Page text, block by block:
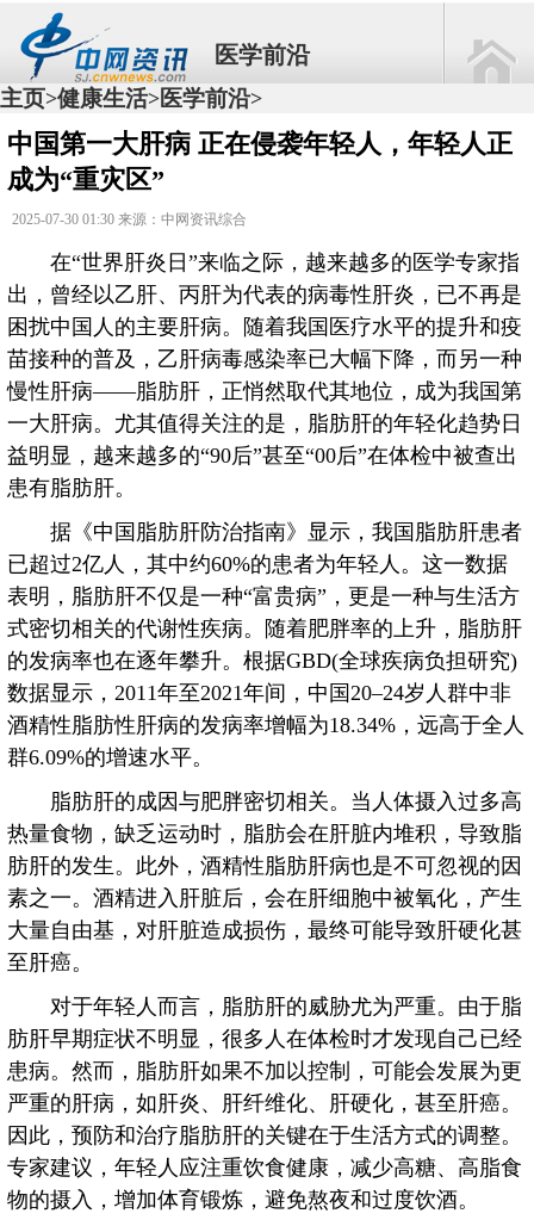
医学前沿
主页>健康生活>医学前沿>
中国第一大肝病 正在侵袭年轻人，年轻人正
成为“重灾区”
2025-07-30 01:30 来源：中网资讯综合
在“世界肝炎日”来临之际，越来越多的医学专家指
出，曾经以乙肝、丙肝为代表的病毒性肝炎，已不再是
困扰中国人的主要肝病。随着我国医疗水平的提升和疫
苗接种的普及，乙肝病毒感染率已大幅下降，而另一种
慢性肝病——脂肪肝，正悄然取代其地位，成为我国第
一大肝病。尤其值得关注的是，脂肪肝的年轻化趋势日
益明显，越来越多的“90后”甚至“00后”在体检中被查出
患有脂肪肝。
据《中国脂肪肝防治指南》显示，我国脂肪肝患者
已超过2亿人，其中约60%的患者为年轻人。这一数据
表明，脂肪肝不仅是一种“富贵病”，更是一种与生活方
式密切相关的代谢性疾病。随着肥胖率的上升，脂肪肝
的发病率也在逐年攀升。根据GBD(全球疾病负担研究)
数据显示，2011年至2021年间，中国20–24岁人群中非
酒精性脂肪性肝病的发病率增幅为18.34%，远高于全人
群6.09%的增速水平。
脂肪肝的成因与肥胖密切相关。当人体摄入过多高
热量食物，缺乏运动时，脂肪会在肝脏内堆积，导致脂
肪肝的发生。此外，酒精性脂肪肝病也是不可忽视的因
素之一。酒精进入肝脏后，会在肝细胞中被氧化，产生
大量自由基，对肝脏造成损伤，最终可能导致肝硬化甚
至肝癌。
对于年轻人而言，脂肪肝的威胁尤为严重。由于脂
肪肝早期症状不明显，很多人在体检时才发现自己已经
患病。然而，脂肪肝如果不加以控制，可能会发展为更
严重的肝病，如肝炎、肝纤维化、肝硬化，甚至肝癌。
因此，预防和治疗脂肪肝的关键在于生活方式的调整。
专家建议，年轻人应注重饮食健康，减少高糖、高脂食
物的摄入，增加体育锻炼，避免熬夜和过度饮酒。